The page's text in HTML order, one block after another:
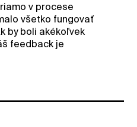
v procese
všetko fungovať
by boli akékoľvek
feedback je